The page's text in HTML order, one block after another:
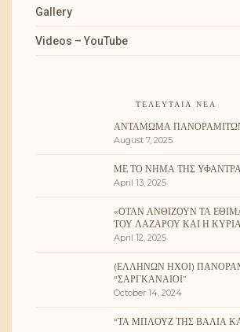
Gallery
Videos – YouTube
ΤΕΛΕΥΤΑΊΑ ΝΈΑ
ΑΝΤΆΜΩΜΑ
August 7, 2025
ΜΕ ΤΟ ΝΉΜΑ ΤΗΣ
April 13, 2025
«ΌΤΑΝ ΑΝΘΊΖΟΥΝ ΤΑ
ΤΟΥ ΛΑΖΆΡΟΥ ΚΑΙ Η
April 12, 2025
(ΕΛΛΉΝΩΝ ΉΧΟΙ)
“ΣΑΡΓΚΑΝΑΊΟΙ”
October 14, 2024
“ΤΑ ΜΠΛΟΥΖ ΤΗΣ ΒΆΛΙΑ